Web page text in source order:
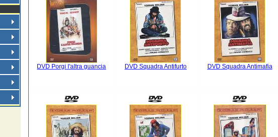
DVD Porgi l'altra guancia DVD Squadra Antifurto DVD Squadra Antimafia